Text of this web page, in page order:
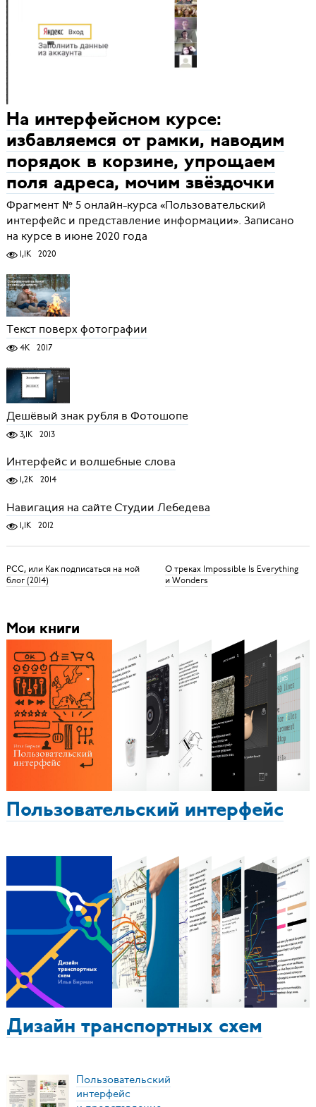
На интерфейсном курсе:
избавляемся от рамки, наводим
порядок в корзине, упрощаем
поля адреса, мочим звёздочки
Фрагмент № 5 онлайн-курса «Пользовательский
интерфейс и представление информации». Записано
на курсе в июне 2020 года
1,1K 2020
Текст поверх фотографии
4K 2017
Дешёвый знак рубля в Фотошопе
3,1K 2013
Интерфейс и волшебные слова
1,2K 2014
Навигация на сайте Студии Лебедева
1,1K 2012
РСС, или Как подписаться на мой
блог (2014)
О треках Impossible Is Everything
и Wonders
Мои книги
Пользовательский интерфейс
Дизайн транспортных схем
Пользовательский
интерфейс